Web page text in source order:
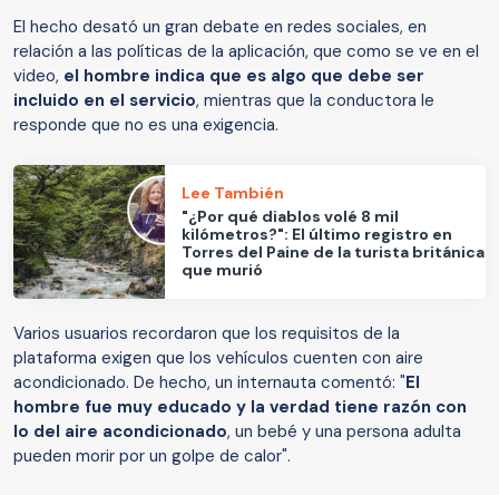
El hecho desató un gran debate en redes sociales, en
relación a las políticas de la aplicación, que como se ve en el
video, el hombre indica que es algo que debe ser
incluido en el servicio, mientras que la conductora le
responde que no es una exigencia.
Lee También
"¿Por qué diablos volé 8 mil
kilómetros?": El último registro en
Torres del Paine de la turista británica
que murió
Varios usuarios recordaron que los requisitos de la
plataforma exigen que los vehículos cuenten con aire
acondicionado. De hecho, un internauta comentó: "El
hombre fue muy educado y la verdad tiene razón con
lo del aire acondicionado, un bebé y una persona adulta
pueden morir por un golpe de calor".